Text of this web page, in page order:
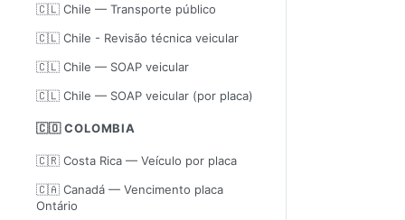
🇨🇱 Chile — Transporte público
🇨🇱 Chile - Revisão técnica veicular
🇨🇱 Chile — SOAP veicular
🇨🇱 Chile — SOAP veicular (por placa)
🇨🇴 COLOMBIA
🇨🇷 Costa Rica — Veículo por placa
🇨🇦 Canadá — Vencimento placa
Ontário